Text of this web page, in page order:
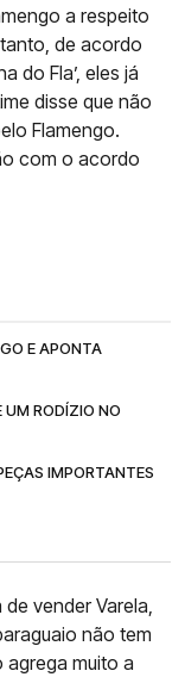
a respeito
de acordo
do Fla’, eles já
disse que não
Flamengo.
com o acordo
E APONTA
UM RODÍZIO NO
IMPORTANTES
vender Varela,
não tem
muito a